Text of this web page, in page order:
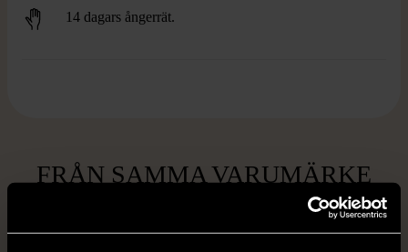
14 dagars ångerrät.
FRÅN SAMMA VARUMÄRKE
Hitta produkter från samma varumärke